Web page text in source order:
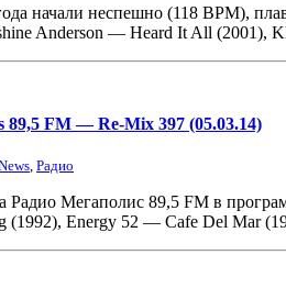
начали неспешно (118 BPM),
Anderson — Heard It All
89,5 FM — Re-Mix 397 (05.03.14)
, Радио
Радио Мегаполис 89,5 FM в
(1992), Energy 52 — Cafe Del Mar